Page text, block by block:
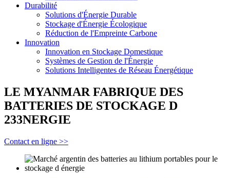
Durabilité
Solutions d'Énergie Durable
Stockage d'Énergie Écologique
Réduction de l'Empreinte Carbone
Innovation
Innovation en Stockage Domestique
Systèmes de Gestion de l'Énergie
Solutions Intelligentes de Réseau Énergétique
LE MYANMAR FABRIQUE DES
BATTERIES DE STOCKAGE D
233NERGIE
Contact en ligne >>